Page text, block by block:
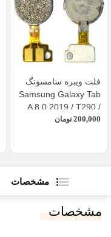
فلت ویبره سامسونگ
Samsung Galaxy Tab
A 8.0 2019 / T290 /
T295
200,000 تومان
مشخصات
مشخصات